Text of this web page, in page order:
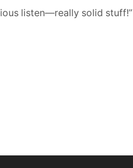
listen—really solid stuff!”